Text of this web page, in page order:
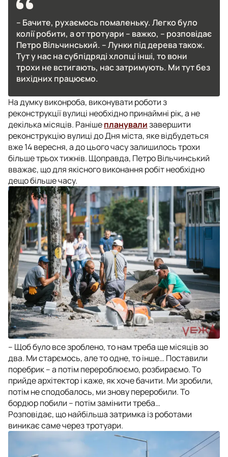
– Бачите, рухаємось помаленьку. Легко було
колії робити, а от тротуари – важко, – розповідає
Петро Вільчинський. – Лунки під дерева також.
Тут у нас на субпідряді хлопці інші, то вони
трохи не встигають, нас затримують. Ми тут без
вихідних працюємо.
На думку виконроба, виконувати роботи з
реконструкції вулиці необхідно принаймні рік, а не
декілька місяців. Ранішепланувализавершити
реконструкцію вулиці до Дня міста, яке відбудеться
вже 14 вересня, а до цього часу залишилось трохи
більше трьох тижнів. Щоправда, Петро Вільчинський
вважає, що для якісного виконання робіт необхідно
дещо більше часу.
– Щоб було все зроблено, то нам треба ще місяців зо
два. Ми старємось, але то одне, то інше… Поставили
поребрик – а потім перероблюємо, розбираємо. То
прийде архітектор і каже, як хоче бачити. Ми зробили,
потім не сподобалось, ми знову переробили. То
бордюр побили – потім замінити треба…
Розповідає, що найбільша затримка із роботами
виникає саме через тротуари.